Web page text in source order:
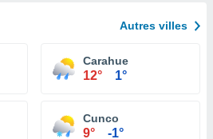
Autres villes
Carahue
12° 1°
Cunco
9° -1°